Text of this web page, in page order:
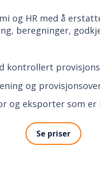
og HR med å
beregninger,
kontrollert
og
og eksporter som
Se priser